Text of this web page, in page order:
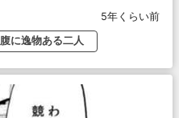
5年くらい前
腹に逸物ある二人